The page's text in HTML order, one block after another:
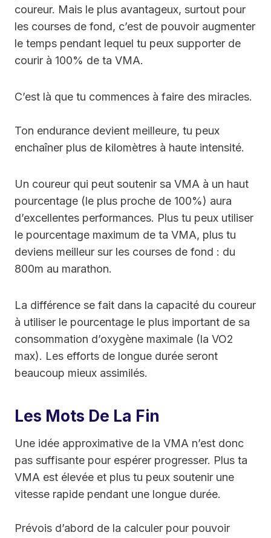
coureur. Mais le plus avantageux, surtout pour
les courses de fond, c’est de pouvoir augmenter
le temps pendant lequel tu peux supporter de
courir à 100% de ta VMA.
C’est là que tu commences à faire des miracles.
Ton endurance devient meilleure, tu peux
enchaîner plus de kilomètres à haute intensité.
Un coureur qui peut soutenir sa VMA à un haut
pourcentage (le plus proche de 100%) aura
d’excellentes performances. Plus tu peux utiliser
le pourcentage maximum de ta VMA, plus tu
deviens meilleur sur les courses de fond : du
800m au marathon.
La différence se fait dans la capacité du coureur
à utiliser le pourcentage le plus important de sa
consommation d’oxygène maximale (la VO2
max). Les efforts de longue durée seront
beaucoup mieux assimilés.
Les Mots De La Fin
Une idée approximative de la VMA n’est donc
pas suffisante pour espérer progresser. Plus ta
VMA est élevée et plus tu peux soutenir une
vitesse rapide pendant une longue durée.
Prévois d’abord de la calculer pour pouvoir